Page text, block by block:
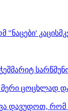
"ნაცები'
მერი ცოცხლად
დავუდოთ,